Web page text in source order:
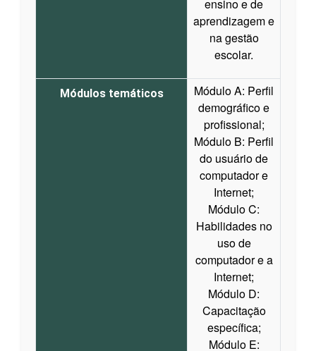
ensino e de
aprendizagem e
na gestão
escolar.
Módulos temáticos
Módulo A: Perfil
demográfico e
profissional;
Módulo B: Perfil
do usuário de
computador e
Internet;
Módulo C:
Habilidades no
uso de
computador e a
Internet;
Módulo D:
Capacitação
específica;
Módulo E: